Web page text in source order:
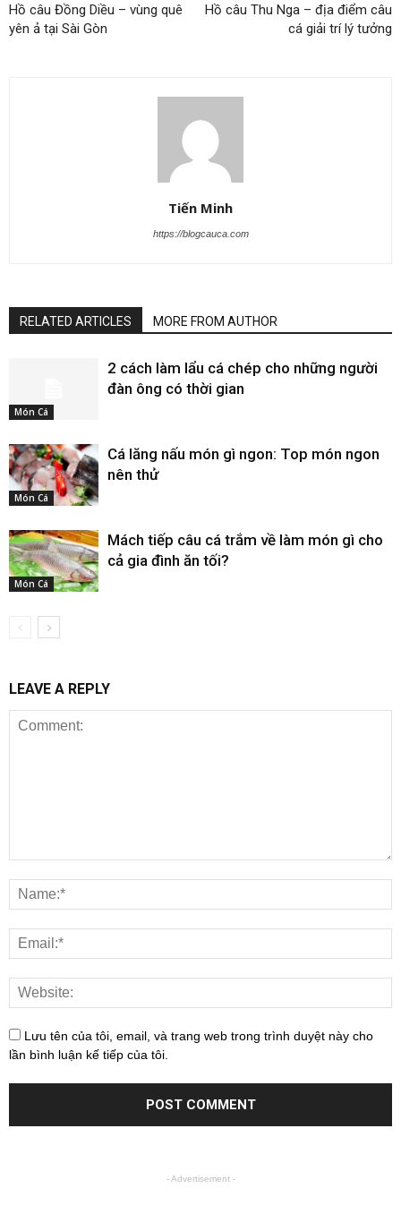
Hồ câu Đồng Diều – vùng quê
yên ả tại Sài Gòn
Hồ câu Thu Nga – địa điểm câu
cá giải trí lý tưởng
Tiến Minh
https://blogcauca.com
RELATED ARTICLES MORE FROM AUTHOR
Món Cá
2 cách làm lẩu cá chép cho những người
đàn ông có thời gian
Món Cá
Cá lăng nấu món gì ngon: Top món ngon
nên thử
Món Cá
Mách tiếp câu cá trắm về làm món gì cho
cả gia đình ăn tối?
LEAVE A REPLY
Lưu tên của tôi, email, và trang web trong trình duyệt này cho
lần bình luận kế tiếp của tôi.
- Advertisement -